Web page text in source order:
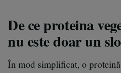
De ce proteina
nu este doar un
În mod simplificat, o